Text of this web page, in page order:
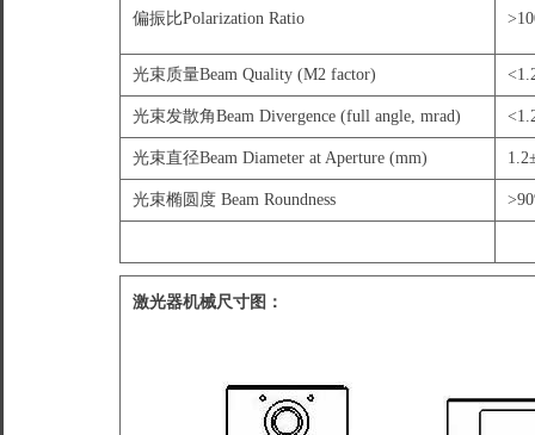
偏振比Polarization Ratio
光束质量Beam Quality (M2 factor)
光束发散角Beam Divergence (full angle, mrad)
光束直径Beam Diameter at Aperture (mm)
光束椭圆度 Beam Roundness
激光器机械尺寸图：